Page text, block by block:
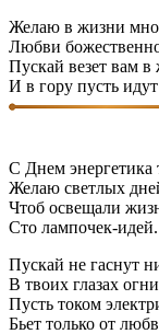
Желаю в жизни
Любви
Пускай везет вам
И в гору пусть идут
С Днем энергетика
Желаю светлых
Чтоб освещали
Сто лампочек-идей.
Пускай не гаснут
В твоих глазах
Пусть током
Бьет только от